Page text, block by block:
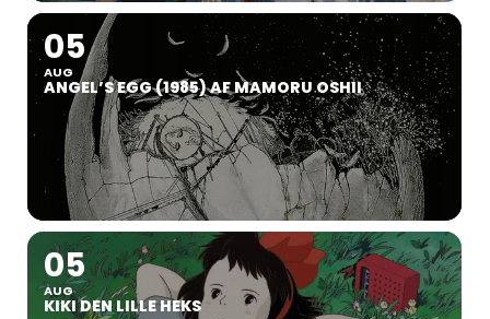
05
AUG
ANGEL’S EGG (1985) AF MAMORU OSHII
05
AUG
KIKI DEN LILLE HEKS